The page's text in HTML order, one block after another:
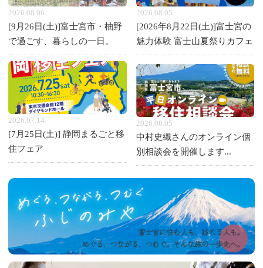
2026.08.06
[9月26日(土)]富士宮市・柚野
で過ごす、暮らしの一日。
2026.08.05
[2026年8月22日(土)]富士宮の
魅力体験 富士山夏祭りカフェ
2026.07.14
[7月25日(土)] 静岡まるごと移
住フェア
2026.08.05
中村史織さんのオンライン個
別相談会を開催します...